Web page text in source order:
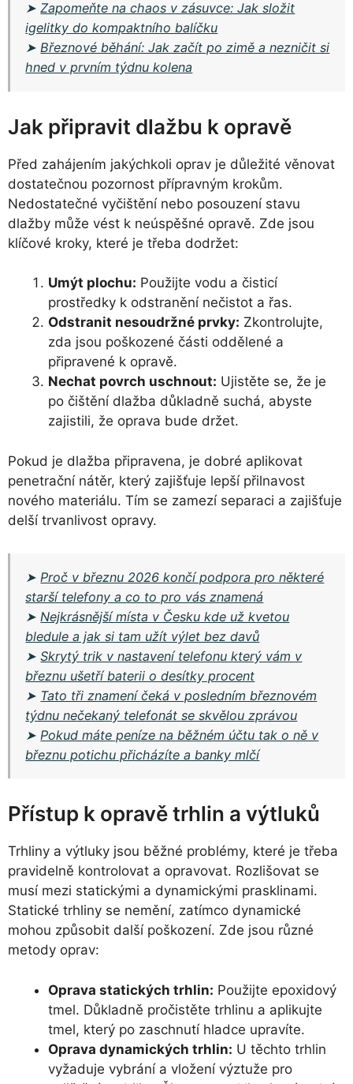
➤Zapomeňte na chaos v zásuvce: Jak složit
igelitky do kompaktního balíčku
➤Březnové běhání: Jak začít po zimě a nezničit si
hned v prvním týdnu kolena
Jak připravit dlažbu k opravě
Před zahájením jakýchkoli oprav je důležité věnovat
dostatečnou pozornost přípravným krokům.
Nedostatečné vyčištění nebo posouzení stavu
dlažby může vést k neúspěšné opravě. Zde jsou
klíčové kroky, které je třeba dodržet:
Umýt plochu: Použijte vodu a čisticí
prostředky k odstranění nečistot a řas.
Odstranit nesoudržné prvky: Zkontrolujte,
zda jsou poškozené části oddělené a
připravené k opravě.
Nechat povrch uschnout: Ujistěte se, že je
po čištění dlažba důkladně suchá, abyste
zajistili, že oprava bude držet.
Pokud je dlažba připravena, je dobré aplikovat
penetrační nátěr, který zajišťuje lepší přilnavost
nového materiálu. Tím se zamezí separaci a zajišťuje
delší trvanlivost opravy.
➤ Proč v březnu 2026 končí podpora pro některé
starší telefony a co to pro vás znamená
➤ Nejkrásnější místa v Česku kde už kvetou
bledule a jak si tam užít výlet bez davů
➤Skrytý trik v nastavení telefonu který vám v
březnu ušetří baterii o desítky procent
➤ Tato tři znamení čeká v posledním březnovém
týdnu nečekaný telefonát se skvělou zprávou
➤ Pokud máte peníze na běžném účtu tak o ně v
březnu potichu přicházíte a banky mlčí
Přístup k opravě trhlin a výtluků
Trhliny a výtluky jsou běžné problémy, které je třeba
pravidelně kontrolovat a opravovat. Rozlišovat se
musí mezi statickými a dynamickými prasklinami.
Statické trhliny se nemění, zatímco dynamické
mohou způsobit další poškození. Zde jsou různé
metody oprav:
Oprava statických trhlin: Použijte epoxidový
tmel. Důkladně pročistěte trhlinu a aplikujte
tmel, který po zaschnutí hladce upravíte.
Oprava dynamických trhlin: U těchto trhlin
vyžaduje vybrání a vložení výztuže pro